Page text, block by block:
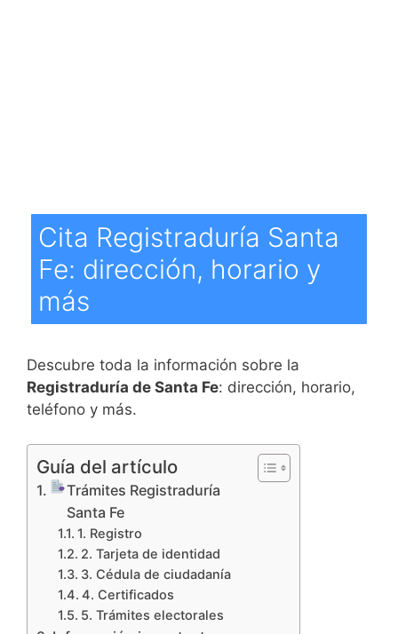
Cita Registraduría Santa
Fe: dirección, horario y
más
Descubre toda la información sobre la
Registraduría de Santa Fe: dirección, horario,
teléfono y más.
Guía del artículo
Trámites Registraduría
Santa Fe
1. Registro
2. Tarjeta de identidad
3. Cédula de ciudadanía
4. Certificados
5. Trámites electorales